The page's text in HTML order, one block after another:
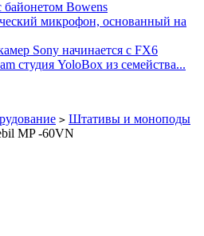
Bowens
микрофон, основанный на
Sony начинается с FX6
студия YoloBox из семейства...
> Штативы и моноподы
MP -60VN